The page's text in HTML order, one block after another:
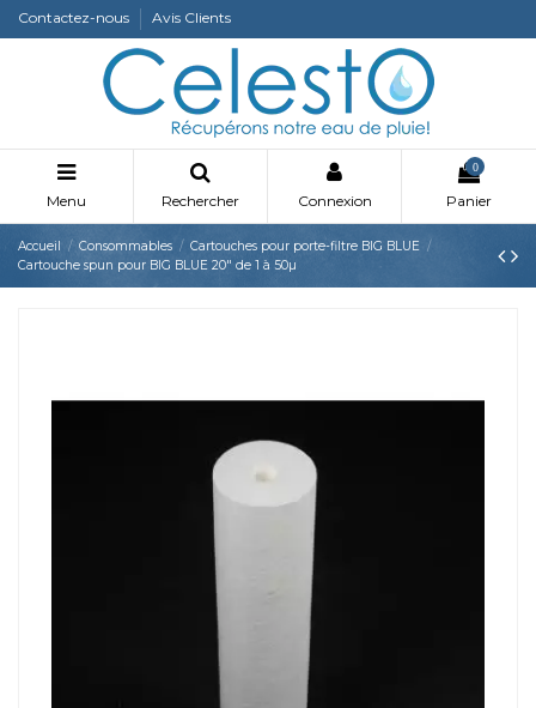
Contactez-nous Avis Clients
Menu Rechercher Connexion
0
Panier
Accueil Consommables
Cartouches pour porte-filtre BIG BLUE
Cartouche spun pour BIG BLUE 20" de 1 à 50µ